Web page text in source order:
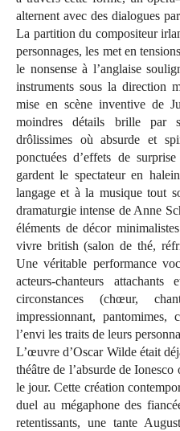
alternent avec des dialogues
La partition du compositeur
personnages, les met en
le nonsense à l’anglaise
instruments sous la direction
mise en scène inventive de
moindres détails brille par
drôlissimes où absurde et
ponctuées d’effets de
gardent le spectateur en
langage et à la musique tout
dramaturgie intense de Anne
éléments de décor
vivre british (salon de thé,
Une véritable performance
acteurs-chanteurs
circonstances (chœur,
impressionnant,
l’envi les traits de leurs
L’œuvre d’Oscar Wilde était
théâtre de l’absurde de
le jour. Cette création
duel au mégaphone des
retentissants, une tante